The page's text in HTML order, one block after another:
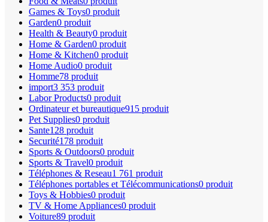
Games & Toys0 produit
Garden0 produit
Health & Beauty0 produit
Home & Garden0 produit
Home & Kitchen0 produit
Home Audio0 produit
Homme78 produit
import3 353 produit
Labor Products0 produit
Ordinateur et bureautique915 produit
Pet Supplies0 produit
Sante128 produit
Securité178 produit
Sports & Outdoors0 produit
Sports & Travel0 produit
Téléphones & Reseau1 761 produit
Téléphones portables et Télécommunications0 produit
Toys & Hobbies0 produit
TV & Home Appliances0 produit
Voiture89 produit